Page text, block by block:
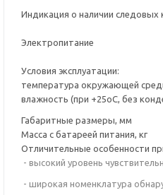
Индикация о наличии
Электропитание
Условия эксплуатации:
температура окружающей
влажность (при +25оС, без
Габаритные размеры, мм
Масса с батареей питания, кг
Отличительные особенности
- высокий уровень
- широкая номенклатура